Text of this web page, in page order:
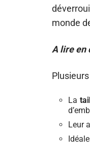
monde
A lire en
La
Leur